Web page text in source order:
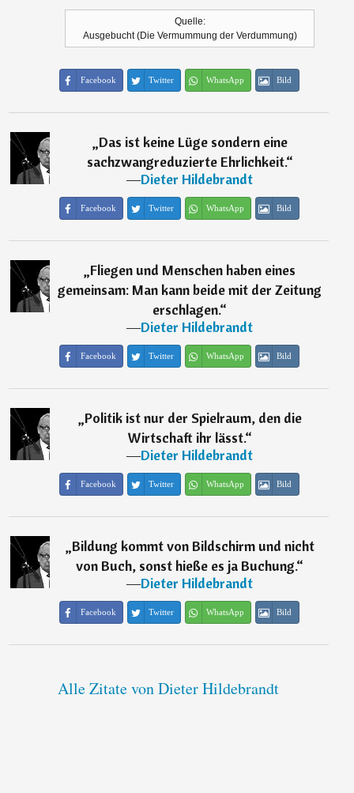
Quelle:
Ausgebucht (Die Vermummung der Verdummung)
Facebook Twitter WhatsApp Bild
„Das ist keine Lüge sondern eine
sachzwangreduzierte Ehrlichkeit.“
―Dieter Hildebrandt
Facebook Twitter WhatsApp Bild
„Fliegen und Menschen haben eines
gemeinsam: Man kann beide mit der Zeitung
erschlagen.“
―Dieter Hildebrandt
Facebook Twitter WhatsApp Bild
„Politik ist nur der Spielraum, den die
Wirtschaft ihr lässt.“
―Dieter Hildebrandt
Facebook Twitter WhatsApp Bild
„Bildung kommt von Bildschirm und nicht
von Buch, sonst hieße es ja Buchung.“
―Dieter Hildebrandt
Facebook Twitter WhatsApp Bild
Alle Zitate von Dieter Hildebrandt